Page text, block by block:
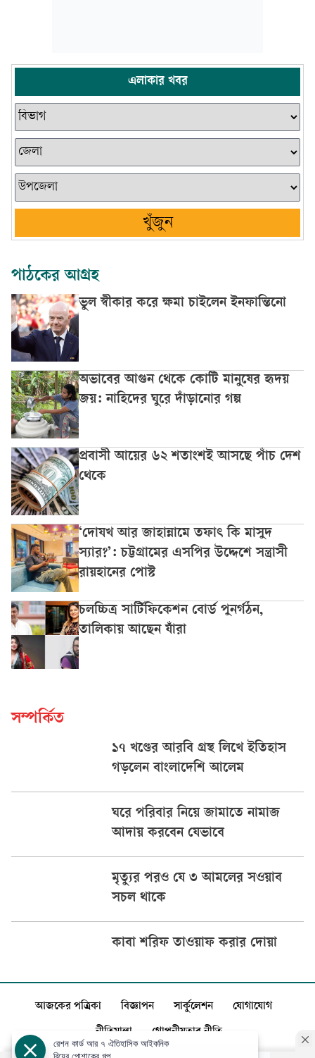
এলাকার খবর
খুঁজুন
পাঠকের আগ্রহ
ভুল স্বীকার করে ক্ষমা চাইলেন ইনফান্তিনো
অভাবের আগুন থেকে কোটি মানুষের হৃদয়
জয়: নাহিদের ঘুরে দাঁড়ানোর গল্প
প্রবাসী আয়ের ৬২ শতাংশই আসছে পাঁচ দেশ
থেকে
‘দোযখ আর জাহান্নামে তফাৎ কি মাসুদ
স্যার?’: চট্টগ্রামের এসপির উদ্দেশে সন্ত্রাসী
রায়হানের পোস্ট
চলচ্চিত্র সার্টিফিকেশন বোর্ড পুনর্গঠন,
তালিকায় আছেন যাঁরা
সম্পর্কিত
১৭ খণ্ডের আরবি গ্রন্থ লিখে ইতিহাস
গড়লেন বাংলাদেশি আলেম
ঘরে পরিবার নিয়ে জামাতে নামাজ
আদায় করবেন যেভাবে
মৃত্যুর পরও যে ৩ আমলের সওয়াব
সচল থাকে
কাবা শরিফ তাওয়াফ করার দোয়া
আজকের পত্রিকা বিজ্ঞাপন সার্কুলেশন যোগাযোগ
নীতিমালা গোপনীয়তার নীতি
রেশন কার্ড আর ৭ ঐতিহাসিক আইকনিক